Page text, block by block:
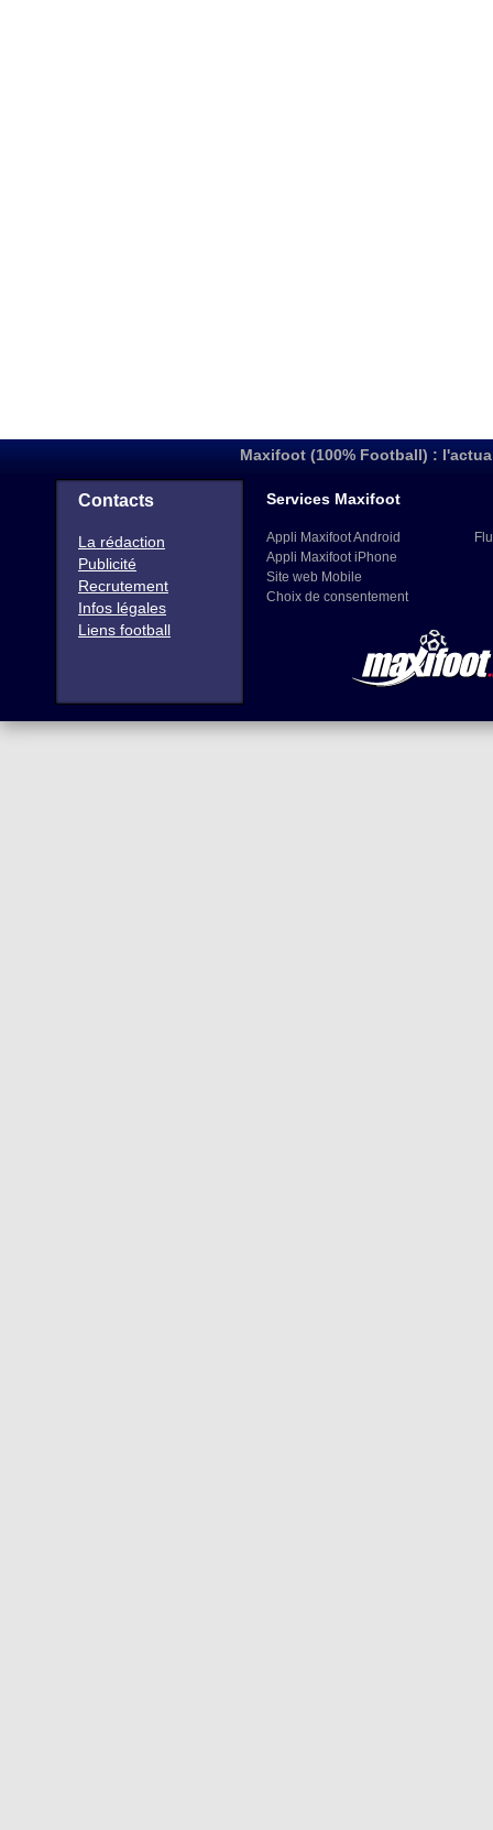
Maxifoot (100% Football) :
Contacts
La rédaction
Publicité
Recrutement
Infos légales
Liens football
Services Maxifoot
Appli Maxifoot Android
Appli Maxifoot iPhone
Site web Mobile
Choix de consentement